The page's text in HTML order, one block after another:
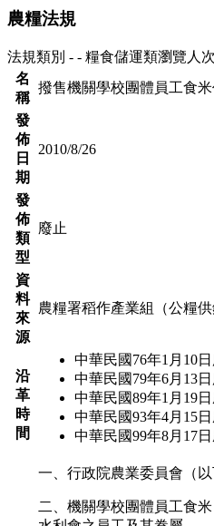
農糧法規
法規類別 - - 糧食儲運類瀏覽人
名
稱
撥售機關學校團體員工食
發
佈
日
期
2010/8/26
發
佈
類
型
廢止
資
料
來
源
農糧署稻作產業組（公糧供
沿
革
時
間
中華民國76年1月10
中華民國79年6月13
中華民國89年1月19
中華民國93年4月15
中華民國99年8月17
一、行政院農業委員會（
二、機關學校團體員工食